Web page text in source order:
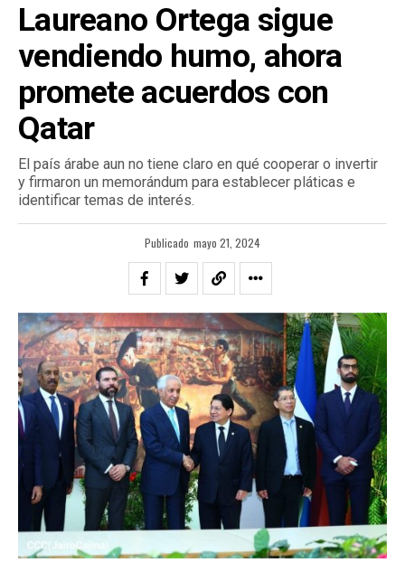
Laureano Ortega sigue
vendiendo humo, ahora
promete acuerdos con
Qatar
El país árabe aun no tiene claro en qué cooperar o invertir
y firmaron un memorándum para establecer pláticas e
identificar temas de interés.
Publicado mayo 21, 2024